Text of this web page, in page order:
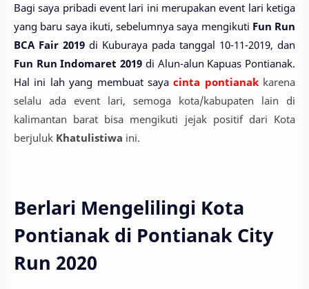
Bagi saya pribadi event lari ini merupakan event lari ketiga
yang baru saya ikuti, sebelumnya saya mengikuti Fun Run
BCA Fair 2019 di Kuburaya pada tanggal 10-11-2019, dan
Fun Run Indomaret 2019 di Alun-alun Kapuas Pontianak.
Hal ini lah yang membuat sayacinta pontianakkarena
selalu ada event lari, semoga kota/kabupaten lain di
kalimantan barat bisa mengikuti jejak positif dari Kota
berjuluk Khatulistiwa ini.
Berlari Mengelilingi Kota
Pontianak di Pontianak City
Run 2020